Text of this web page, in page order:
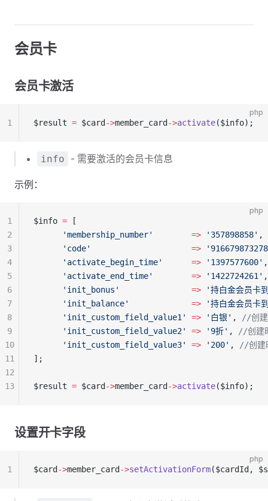
会员卡
会员卡激活
php
$result = $card ->member_card ->activate($info);
1
info - 需要激活的会员卡信息
示例：
php
$info = [
      'membership_number'
        =>
'357898858' ,
      'code'
                     =>
      'activate_begin_time'
      =>
'1397577600'
      'activate_end_time'
        =>
'1422724261'
      'init_bonus'
               =>
'持白金会员卡
      'init_balance'
             =>
'持白金会员卡
      'init_custom_field_value1'
=> '白银' ,
//创建
      'init_custom_field_value2'
=> '9折' ,
//创建
      'init_custom_field_value3'
=> '200' ,
//创建
];
$result = $card ->member_card ->activate($info);
1
2
3
4
5
6
7
8
9
10
11
12
13
设置开卡字段
php
$card ->member_card ->setActivationForm($cardId,
1